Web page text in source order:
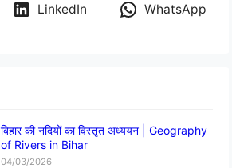
LinkedIn WhatsApp
बिहार की नदियों का विस्तृत अध्ययन | Geography
of Rivers in Bihar
04/03/2026